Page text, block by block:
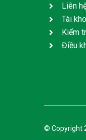
Liên
Tài
Kiểm
Điều
© Copyright